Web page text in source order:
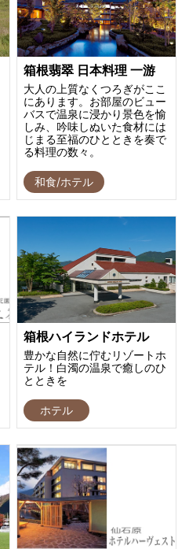
箱根翡翠 日本料理 一游
大人の上質なくつろぎがここ
にあります。お部屋のビュー
バスで温泉に浸かり景色を愉
しみ、吟味しぬいた食材には
じまる至福のひとときを奏で
る料理の数々。
和食/ホテル
箱根ハイランドホテル
豊かな自然に佇むリゾートホ
テル！白濁の温泉で癒しのひ
とときを
ホテル